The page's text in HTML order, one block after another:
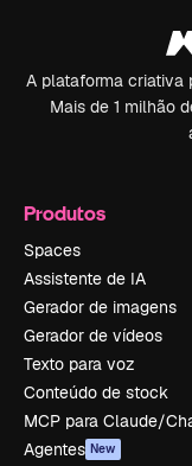
A plataforma criativa
Mais de 1 milhão
Produtos
Spaces
Assistente de IA
Gerador de imagens
Gerador de vídeos
Texto para voz
Conteúdo de stock
MCP para Claude/
Agentes New